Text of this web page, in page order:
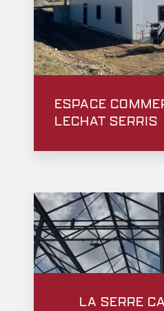
ESPACE
LECHAT SERRIS
LA SERRE